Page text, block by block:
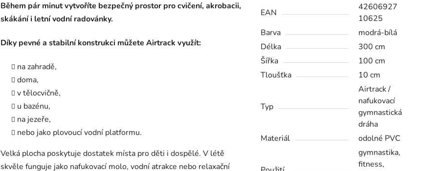
Během pár minut vytvoříte bezpečný prostor pro cvičení, akrobacii,
skákání i letní vodní radovánky.
Díky pevné a stabilní konstrukci můžete Airtrack využít:
na zahradě,
doma,
v tělocvičně,
u bazénu,
na jezeře,
nebo jako plovoucí vodní platformu.
Velká plocha poskytuje dostatek místa pro děti i dospělé. V létě
skvěle funguje jako nafukovací molo, vodní atrakce nebo relaxační
EAN
42606927
10625
Barva
modrá-bílá
Délka
300 cm
Šířka
100 cm
Tloušťka
10 cm
Typ
Airtrack /
nafukovací
gymnastická
dráha
Materiál
odolné PVC
gymnastika,
fitness,